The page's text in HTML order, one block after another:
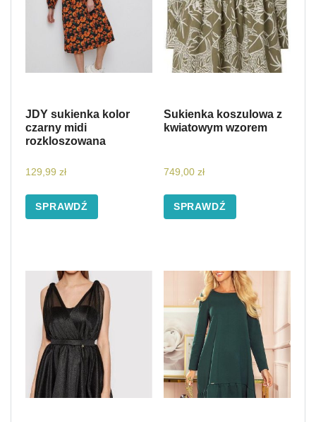
JDY sukienka kolor
czarny midi
rozkloszowana
129,99 zł
SPRAWDŹ
Sukienka koszulowa z
kwiatowym wzorem
749,00 zł
SPRAWDŹ